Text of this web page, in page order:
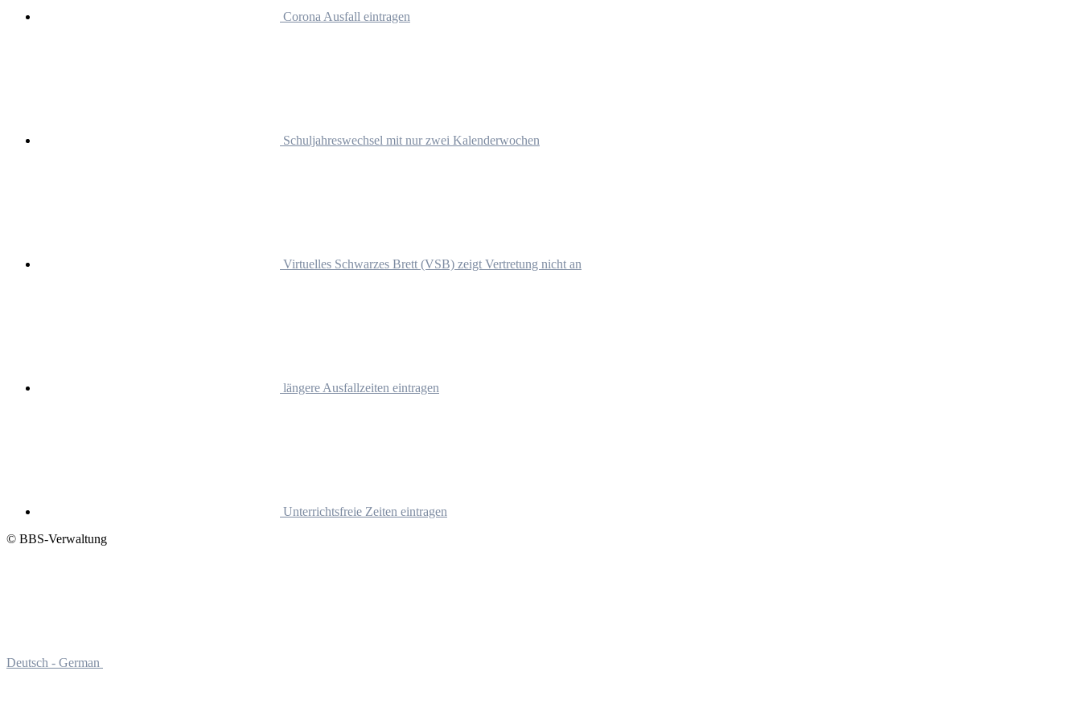
Corona Ausfall eintragen
Schuljahreswechsel mit nur zwei Kalenderwochen
Virtuelles Schwarzes Brett (VSB) zeigt Vertretung nicht an
längere Ausfallzeiten eintragen
Unterrichtsfreie Zeiten eintragen
© BBS-Verwaltung
Deutsch - German